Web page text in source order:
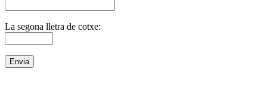
La segona lletra de cotxe: